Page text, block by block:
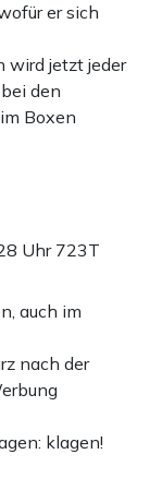
er sich
wird jetzt jeder
den
Boxen
Uhr 723T
auch im
nach der
klagen!